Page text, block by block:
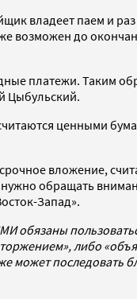
владеет паем и
возможен до
платежи. Таким
Цыбульский.
ценными
вложение,
обращать
Запад».
обязаны
либо
может последовать